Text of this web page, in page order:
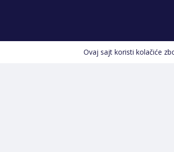
Ovaj sajt koristi kolačiće